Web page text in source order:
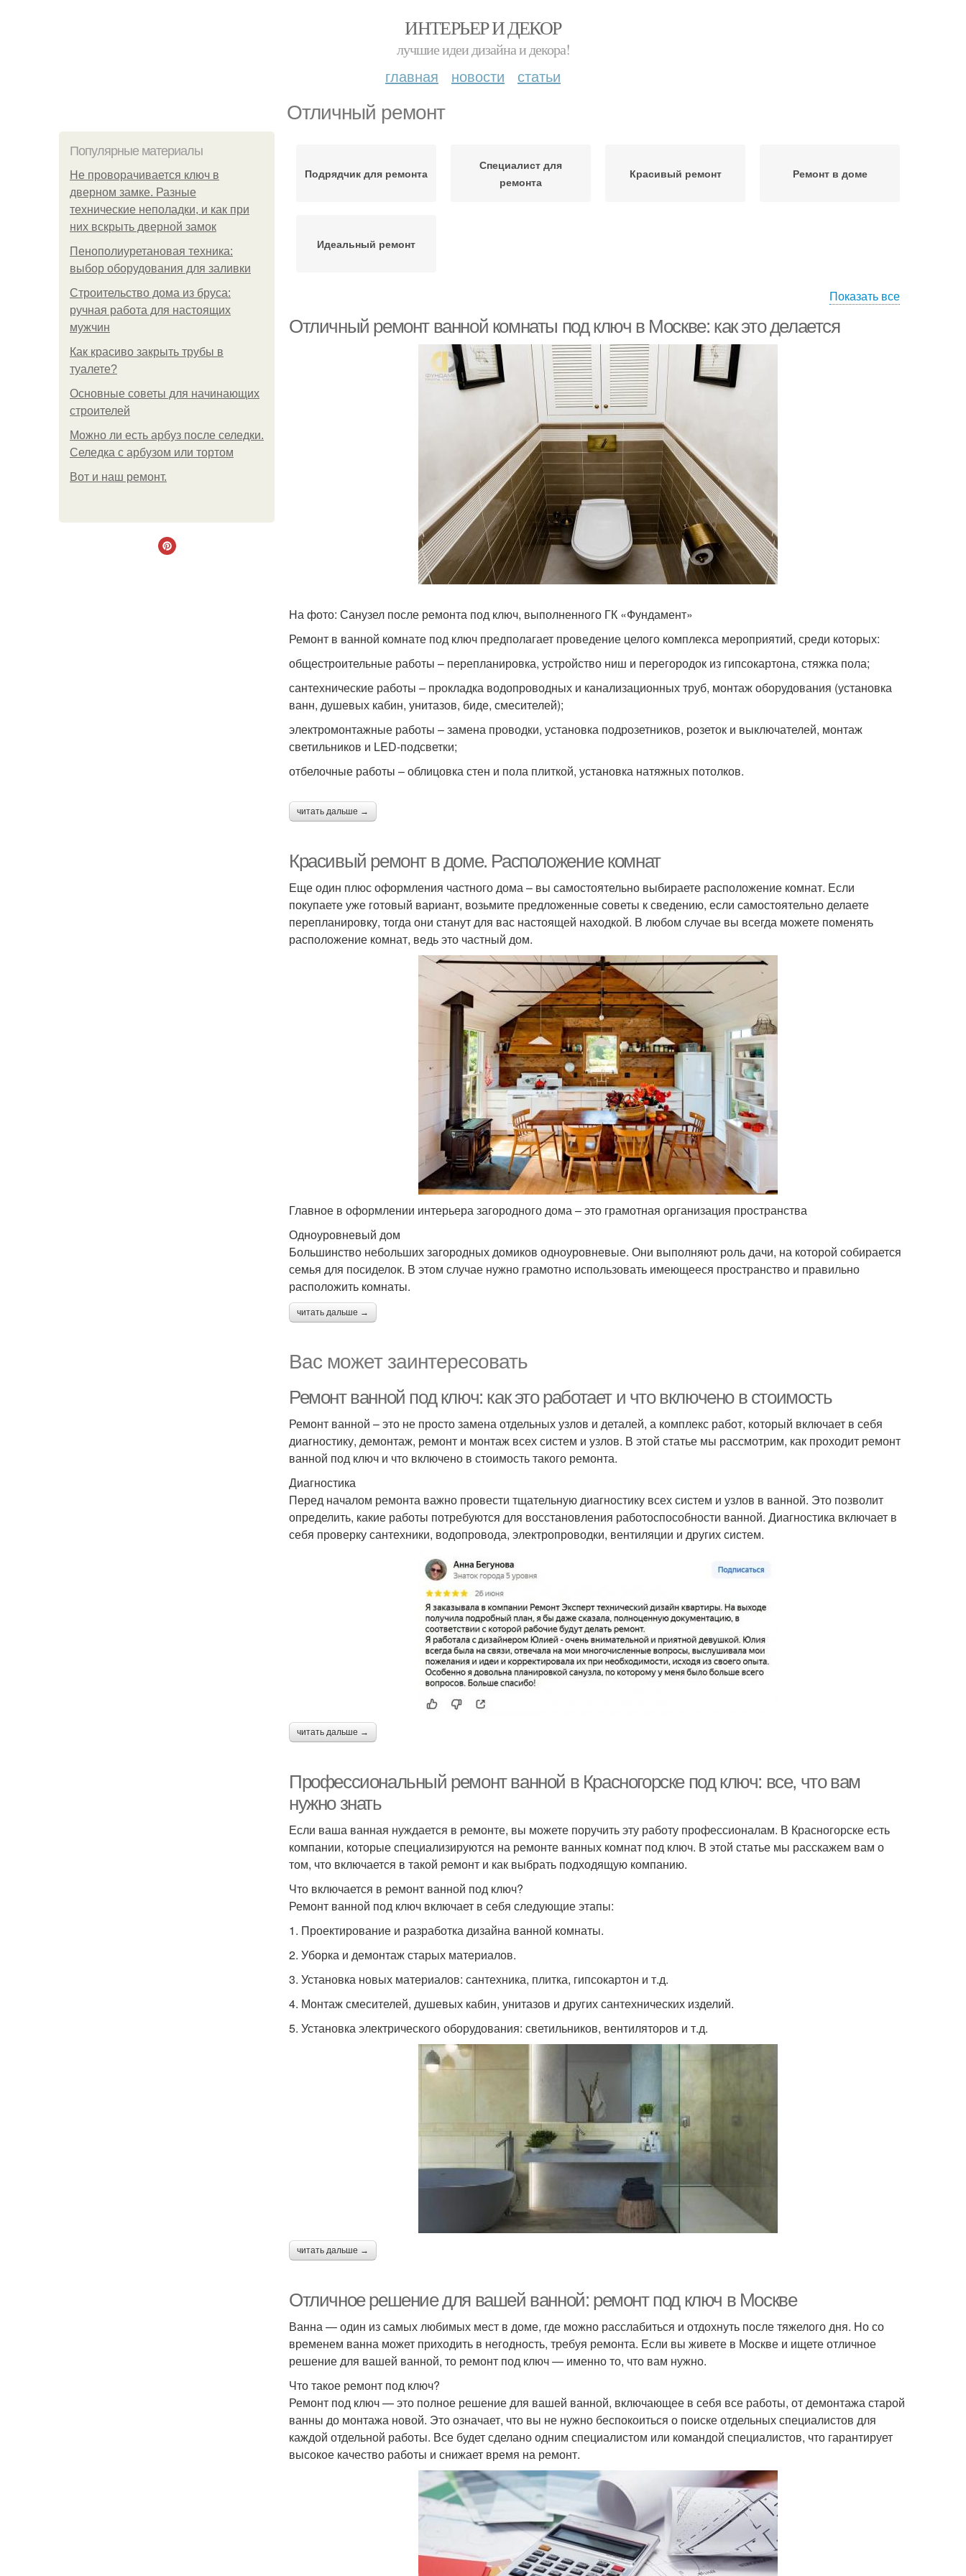
ИНТЕРЬЕР И ДЕКОР
лучшие идеи дизайна и декора!
главная новости статьи
Отличный ремонт
Популярные материалы
Не проворачивается ключ в
дверном замке. Разные
технические неполадки, и как при
них вскрыть дверной замок
Пенополиуретановая техника:
выбор оборудования для заливки
Строительство дома из бруса:
ручная работа для настоящих
мужчин
Как красиво закрыть трубы в
туалете?
Основные советы для начинающих
строителей
Можно ли есть арбуз после селедки.
Селедка с арбузом или тортом
Boт и наш ремoнт.
Подрядчик для ремонта
Специалист для
ремонта
Красивый ремонт Ремонт в доме
Идеальный ремонт
Показать все
Отличный ремонт ванной комнаты под ключ в Москве: как это делается
На фото: Санузел после ремонта под ключ, выполненного ГК «Фундамент»
Ремонт в ванной комнате под ключ предполагает проведение целого комплекса мероприятий, среди которых:
общестроительные работы – перепланировка, устройство ниш и перегородок из гипсокартона, стяжка пола;
сантехнические работы – прокладка водопроводных и канализационных труб, монтаж оборудования (установка
ванн, душевых кабин, унитазов, биде, смесителей);
электромонтажные работы – замена проводки, установка подрозетников, розеток и выключателей, монтаж
светильников и LED-подсветки;
отбелочные работы – облицовка стен и пола плиткой, установка натяжных потолков.
читать дальше →
Красивый ремонт в доме. Расположение комнат
Еще один плюс оформления частного дома – вы самостоятельно выбираете расположение комнат. Если
покупаете уже готовый вариант, возьмите предложенные советы к сведению, если самостоятельно делаете
перепланировку, тогда они станут для вас настоящей находкой. В любом случае вы всегда можете поменять
расположение комнат, ведь это частный дом.
Главное в оформлении интерьера загородного дома – это грамотная организация пространства
Одноуровневый дом
Большинство небольших загородных домиков одноуровневые. Они выполняют роль дачи, на которой собирается
семья для посиделок. В этом случае нужно грамотно использовать имеющееся пространство и правильно
расположить комнаты.
читать дальше →
Вас может заинтересовать
Ремонт ванной под ключ: как это работает и что включено в стоимость
Ремонт ванной – это не просто замена отдельных узлов и деталей, а комплекс работ, который включает в себя
диагностику, демонтаж, ремонт и монтаж всех систем и узлов. В этой статье мы рассмотрим, как проходит ремонт
ванной под ключ и что включено в стоимость такого ремонта.
Диагностика
Перед началом ремонта важно провести тщательную диагностику всех систем и узлов в ванной. Это позволит
определить, какие работы потребуются для восстановления работоспособности ванной. Диагностика включает в
себя проверку сантехники, водопровода, электропроводки, вентиляции и других систем.
читать дальше →
Профессиональный ремонт ванной в Красногорске под ключ: все, что вам
нужно знать
Если ваша ванная нуждается в ремонте, вы можете поручить эту работу профессионалам. В Красногорске есть
компании, которые специализируются на ремонте ванных комнат под ключ. В этой статье мы расскажем вам о
том, что включается в такой ремонт и как выбрать подходящую компанию.
Что включается в ремонт ванной под ключ?
Ремонт ванной под ключ включает в себя следующие этапы:
1. Проектирование и разработка дизайна ванной комнаты.
2. Уборка и демонтаж старых материалов.
3. Установка новых материалов: сантехника, плитка, гипсокартон и т.д.
4. Монтаж смесителей, душевых кабин, унитазов и других сантехнических изделий.
5. Установка электрического оборудования: светильников, вентиляторов и т.д.
читать дальше →
Отличное решение для вашей ванной: ремонт под ключ в Москве
Ванна — один из самых любимых мест в доме, где можно расслабиться и отдохнуть после тяжелого дня. Но со
временем ванна может приходить в негодность, требуя ремонта. Если вы живете в Москве и ищете отличное
решение для вашей ванной, то ремонт под ключ — именно то, что вам нужно.
Что такое ремонт под ключ?
Ремонт под ключ — это полное решение для вашей ванной, включающее в себя все работы, от демонтажа старой
ванны до монтажа новой. Это означает, что вы не нужно беспокоиться о поиске отдельных специалистов для
каждой отдельной работы. Все будет сделано одним специалистом или командой специалистов, что гарантирует
высокое качество работы и снижает время на ремонт.